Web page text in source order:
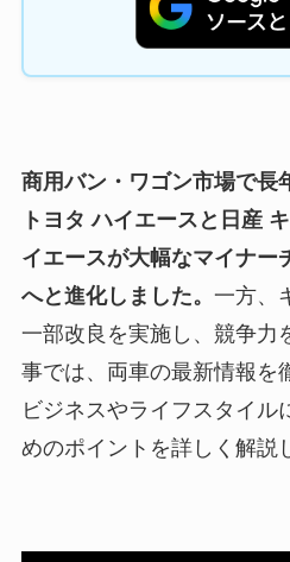
商用バン・ワゴン市場で長
トヨタ ハイエースと日産
イエースが大幅なマイナー
へと進化しました。 一方、
一部改良を実施し、競争力
事では、両車の最新情報を
ビジネスやライフスタイル
めのポイントを詳しく解説